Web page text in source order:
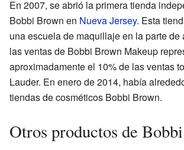
En 2007, se abrió la primera tienda
Bobbi Brown en Nueva Jersey. Esta
una escuela de maquillaje en la parte de
las ventas de Bobbi Brown Makeup
aproximadamente el 10% de las ventas
Lauder. En enero de 2014, había
tiendas de cosméticos Bobbi Brown.
Otros productos de